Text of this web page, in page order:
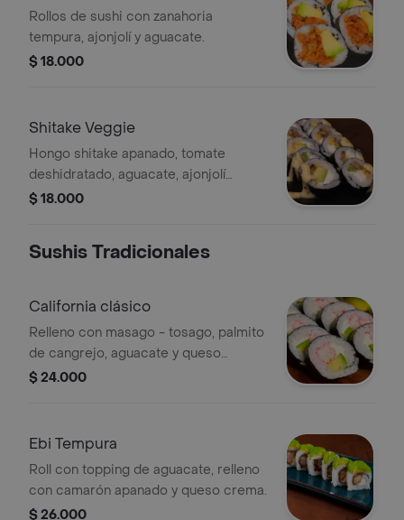
Rollos de sushi con zanahoria
tempura, ajonjolí y aguacate.
$ 18.000
Shitake Veggie
Hongo shitake apanado, tomate
deshidratado, aguacate, ajonjolí
queso crema, mango y salsa de
$ 18.000
Sushis Tradicionales
California clásico
Relleno con masago - tosago, palmito
de cangrejo, aguacate y queso
crema.
$ 24.000
Ebi Tempura
Roll con topping de aguacate, relleno
con camarón apanado y queso crema.
$ 26.000